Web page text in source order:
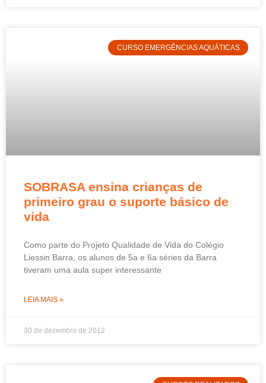
CURSO EMERGÊNCIAS AQUÁTICAS
SOBRASA ensina crianças de
primeiro grau o suporte básico de
vida
Como parte do Projeto Qualidade de Vida do Colégio
Liessin Barra, os alunos de 5a e 6a séries da Barra
tiveram uma aula super interessante
LEIA MAIS »
30 de dezembro de 2012